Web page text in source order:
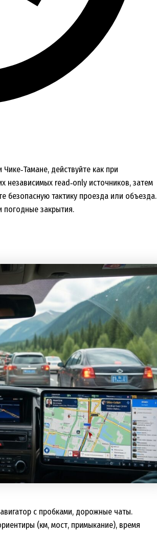
действуйте как при
независимых read‑only источников, затем
безопасную тактику проезда или объезда.
погодные закрытия.
с пробками, дорожные чаты.
(км, мост, примыкание), время